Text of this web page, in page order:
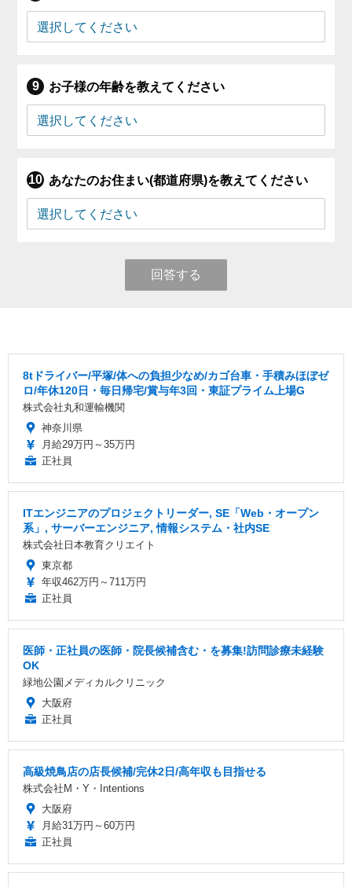
お子様の年齢を教えてください
あなたのお住まい(都道府県)を教えてください
回答する
8tドライバー/平塚/体への負担少なめ/カゴ台車・手積みほぼゼ
ロ/年休120日・毎日帰宅/賞与年3回・東証プライム上場G
株式会社丸和運輸機関
神奈川県
月給29万円～35万円
正社員
ITエンジニアのプロジェクトリーダー, SE「Web・オープン
系」, サーバーエンジニア, 情報システム・社内SE
株式会社日本教育クリエイト
東京都
年収462万円～711万円
正社員
医師・正社員の医師・院長候補含む・を募集!訪問診療未経験
OK
緑地公園メディカルクリニック
大阪府
正社員
高級焼鳥店の店長候補/完休2日/高年収も目指せる
株式会社M・Y・Intentions
大阪府
月給31万円～60万円
正社員